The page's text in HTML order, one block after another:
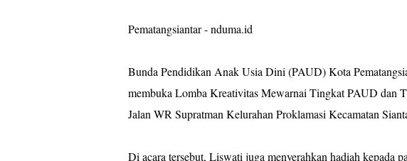
Pematangsiantar - nduma.id
Bunda Pendidikan Anak Usia Dini (PAUD) Kota
membuka Lomba Kreativitas Mewarnai Tingkat PAUD dan
Jalan WR Supratman Kelurahan Proklamasi Kecamatan
Di acara tersebut, Liswati juga menyerahkan hadiah kepada